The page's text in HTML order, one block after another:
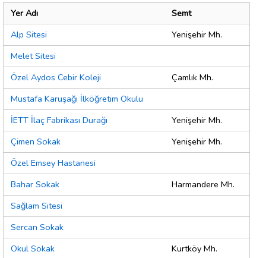
Yer Adı
Semt
Alp Sitesi
Yenişehir Mh.
Melet Sitesi
Özel Aydos Cebir Koleji
Çamlık Mh.
Mustafa Karuşağı İlköğretim Okulu
İETT İlaç Fabrikası Durağı
Yenişehir Mh.
Çimen Sokak
Yenişehir Mh.
Özel Emsey Hastanesi
Bahar Sokak
Harmandere Mh.
Sağlam Sitesi
Sercan Sokak
Okul Sokak
Kurtköy Mh.